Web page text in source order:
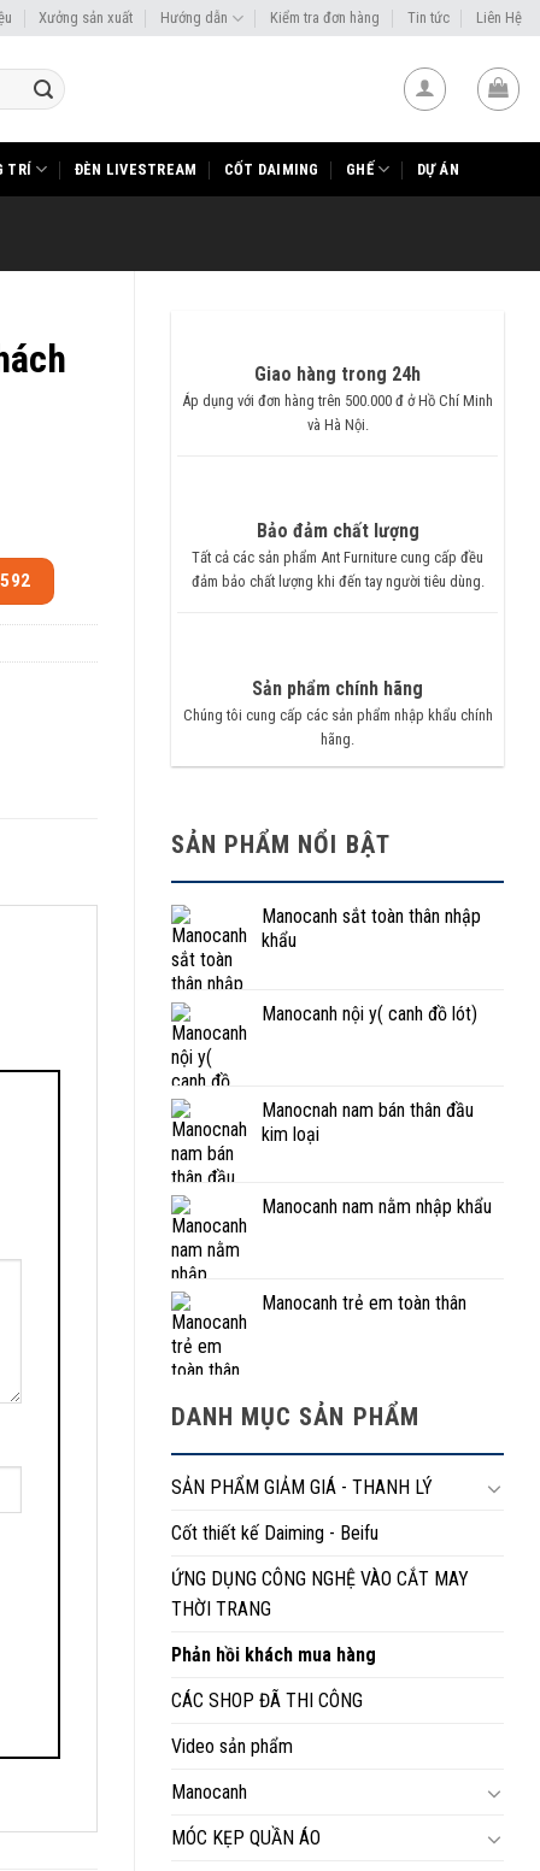
Xưởng sản xuất Hướng dẫn Kiểm tra đơn hàng Tin tức Liên Hệ
TRÍ ĐÈN LIVESTREAM CỐT DAIMING GHẾ DỰ ÁN
Giao hàng trong 24h
Áp dụng với đơn hàng trên 500.000 đ ở Hồ Chí Minh
và Hà Nội.
Bảo đảm chất lượng
Tất cả các sản phẩm Ant Furniture cung cấp đều
đảm bảo chất lượng khi đến tay người tiêu dùng.
Sản phẩm chính hãng
Chúng tôi cung cấp các sản phẩm nhập khẩu chính
hãng.
SẢN PHẨM NỔI BẬT
Manocanh sắt toàn thân nhập
khẩu
Manocanh nội y( canh đồ lót)
Manocnah nam bán thân đầu
kim loại
Manocanh nam nằm nhập khẩu
Manocanh trẻ em toàn thân
DANH MỤC SẢN PHẨM
SẢN PHẨM GIẢM GIÁ - THANH LÝ
Cốt thiết kế Daiming - Beifu
ỨNG DỤNG CÔNG NGHỆ VÀO CẮT MAY
THỜI TRANG
Phản hồi khách mua hàng
CÁC SHOP ĐÃ THI CÔNG
Video sản phẩm
Manocanh
MÓC KẸP QUẦN ÁO